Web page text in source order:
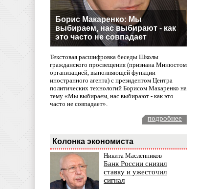
Борис Макаренко: Мы
выбираем, нас выбирают - как
это часто не совпадает
Текстовая расшифровка беседы Школы
гражданского просвещения (признана Минюстом
организацией, выполняющей функции
иностранного агента) с президентом Центра
политических технологий Борисом Макаренко на
тему «Мы выбираем, нас выбирают - как это
часто не совпадает».
подробнее
Колонка экономиста
Никита Масленников
Банк России снизил
ставку и ужесточил
сигнал